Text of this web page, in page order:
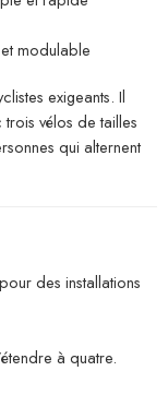
modulable
exigeants. Il
trois vélos de tailles
qui alternent
des installations
à quatre.